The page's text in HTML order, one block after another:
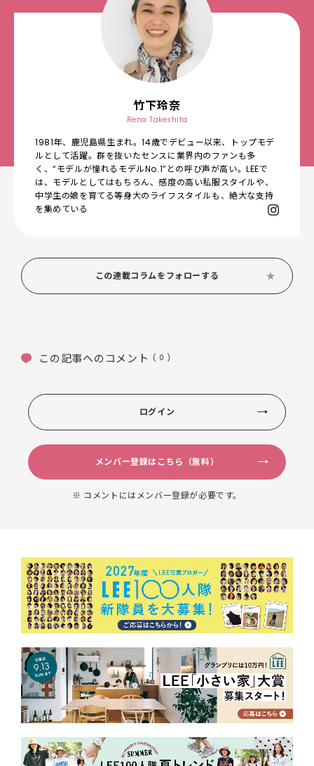
竹下玲奈
Rena Takeshita
1981年、鹿児島県生まれ。14歳でデビュー以来、トップモデ
ルとして活躍。群を抜いたセンスに業界内のファンも多
く、“モデルが憧れるモデルNo.1”との呼び声が高い。LEEで
は、モデルとしてはもちろん、感度の高い私服スタイルや、
中学生の娘を育てる等身大のライフスタイルも、絶大な支持
を集めている
この連載コラムをフォローする
この記事へのコメント ( 0 )
ログイン
メンバー登録はこちら（無料）
※ コメントにはメンバー登録が必要です。